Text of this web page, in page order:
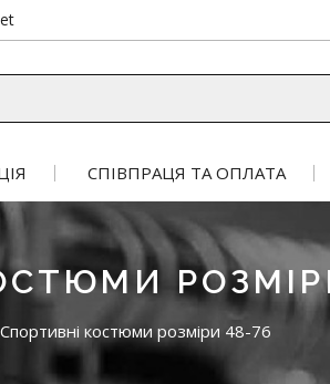
СПІВПРАЦЯ ТА ОПЛАТА
Спортивні костюми розміри 48-76